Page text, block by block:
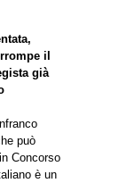
il
già
può
Concorso
è un